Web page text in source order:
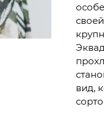
вид,